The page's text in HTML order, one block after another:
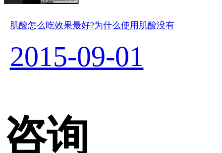
肌酸怎么吃效果最好?为什么使用肌酸没有
2015-09-01
咨询